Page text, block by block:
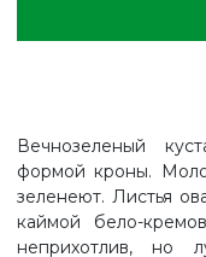
Вечнозеленый
формой кроны.
зеленеют. Листья
каймой бело-
неприхотлив, но